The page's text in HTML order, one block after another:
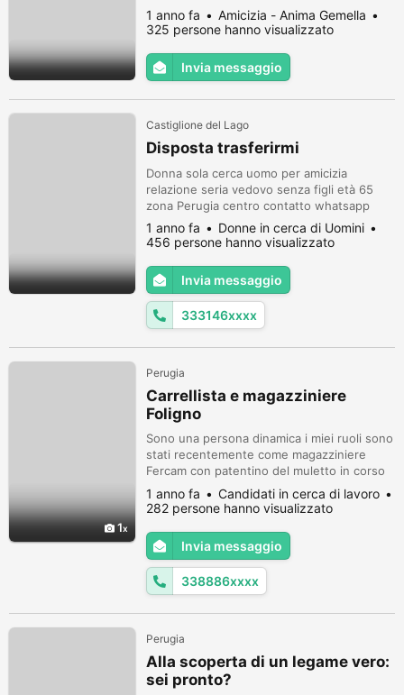
zona Perugia centro Perugia amicizia ed
eventuale convivenza e dividere spese casa
disposta anche trasferirmi dopo un
eventuale conoscenza. Se ai questi requisiti
contattami whatsapp o messaggio grazie
1 anno fa
Amicizia - Anima Gemella
325 persone hanno visualizzato
Invia messaggio
Castiglione del Lago
Disposta trasferirmi
Donna sola cerca uomo per amicizia
relazione seria vedovo senza figli età 65
zona Perugia centro contatto whatsapp
1 anno fa
Donne in cerca di Uomini
456 persone hanno visualizzato
Invia messaggio
333146xxxx
1
Perugia
Carrellista e magazziniere
Foligno
Sono una persona dinamica i miei ruoli sono
stati recentemente come magazziniere
Fercam con patentino del muletto in corso
di validita',ruolo precedente in ufficio
registro fatture e contabilita' ordinaria
,riepilogo iva,ho anche la patente c valida.
1 anno fa
Candidati in cerca di lavoro
282 persone hanno visualizzato
Invia messaggio
338886xxxx
Perugia
Alla scoperta di un legame vero:
sei pronto?